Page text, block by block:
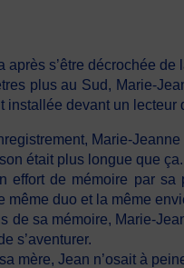
après s’être décrochée
plus au Sud, Marie-
installée devant un
Marie-
était plus longue que
effort de mémoire par sa
même duo et la même
de sa mémoire, Marie-
s’aventurer.
mère, Jean n’osait à